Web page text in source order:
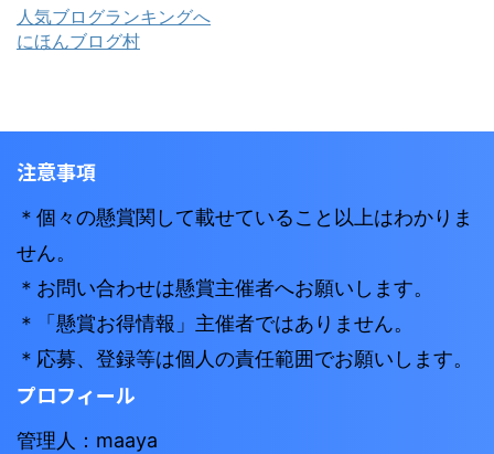
人気ブログランキングへ
にほんブログ村
注意事項
＊個々の懸賞関して載せていること以上はわかりま
せん。
＊お問い合わせは懸賞主催者へお願いします。
＊「懸賞お得情報」主催者ではありません。
＊応募、登録等は個人の責任範囲でお願いします。
プロフィール
管理人：maaya